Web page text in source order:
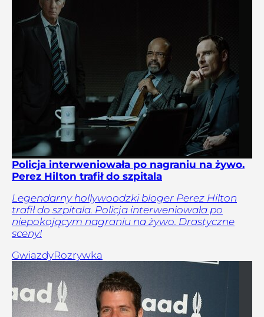
Policja interweniowała po nagraniu na żywo.
Perez Hilton trafił do szpitala
Legendarny hollywoodzki bloger Perez Hilton
trafił do szpitala. Policja interweniowała po
niepokojącym nagraniu na żywo. Drastyczne
sceny!
GwiazdyRozrywka